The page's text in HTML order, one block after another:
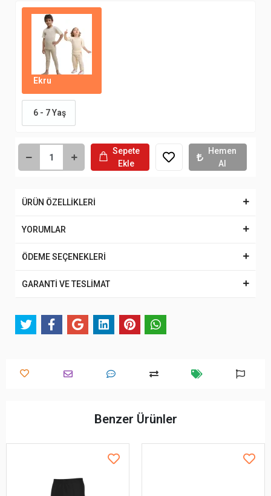
Ekru
6 - 7 Yaş
Sepete
Ekle
Hemen
Al
ÜRÜN ÖZELLİKLERİ
YORUMLAR
ÖDEME SEÇENEKLERİ
GARANTİ VE TESLİMAT
Benzer Ürünler